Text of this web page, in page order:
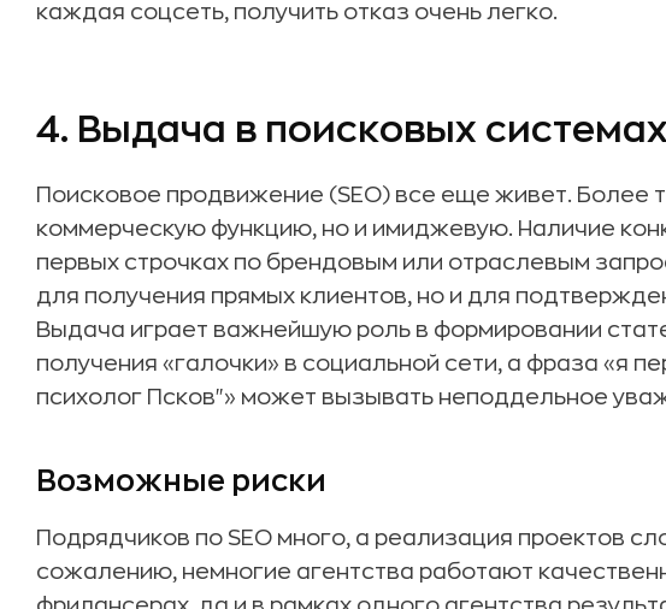
каждая соцсеть, получить отказ очень легко.
4. Выдача в поисковых системах
Поисковое продвижение (SEO) все еще живет. Более
коммерческую функцию, но и имиджевую. Наличие
первых строчках по брендовым или отраслевым
для получения прямых клиентов, но и для
Выдача играет важнейшую роль в формировании
получения «галочки» в социальной сети, а фраза «я
психолог Псков"» может вызывать неподдельное
Возможные риски
Подрядчиков по SEO много, а реализация проектов
сожалению, немногие агентства работают